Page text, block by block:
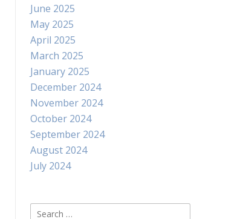
June 2025
May 2025
April 2025
March 2025
January 2025
December 2024
November 2024
October 2024
September 2024
August 2024
July 2024
Search